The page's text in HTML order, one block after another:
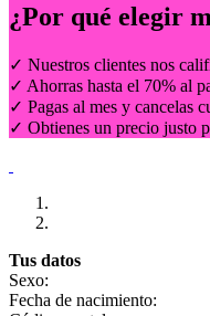
¿Por qué elegir
✓ Nuestros clientes nos
✓ Ahorras hasta el 70% al
✓ Pagas al mes y cancelas
✓ Obtienes un precio justo
Tus datos
Sexo:
Fecha de nacimiento: